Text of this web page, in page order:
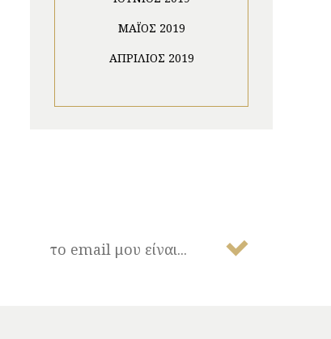
ΜΆΙΟΣ 2019
ΑΠΡΊΛΙΟΣ 2019